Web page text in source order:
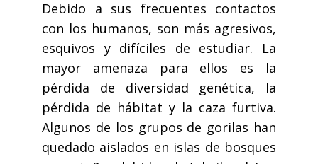
Debido a sus frecuentes contactos
con los humanos, son más agresivos,
esquivos y difíciles de estudiar. La
mayor amenaza para ellos es la
pérdida de diversidad genética, la
pérdida de hábitat y la caza furtiva.
Algunos de los grupos de gorilas han
quedado aislados en islas de bosques